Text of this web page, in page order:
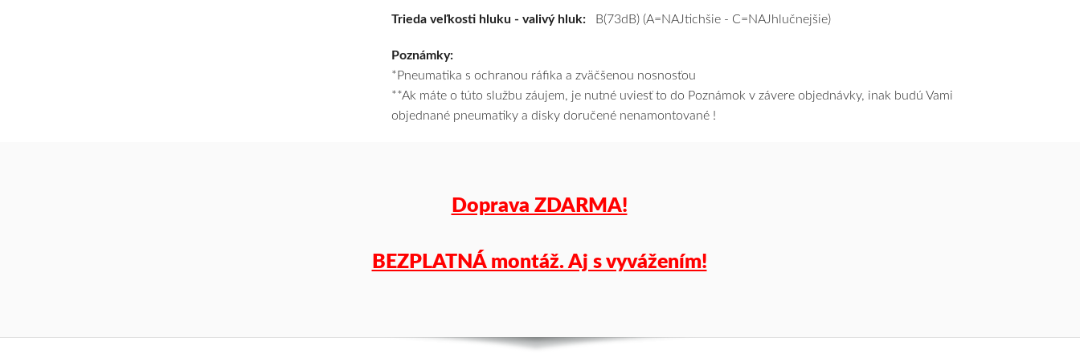
(XL)*
za
výhodnú
cenu
pneumatiky
na
výberu
Trieda veľkosti hluku - valivý hluk: B(73dB) (A=NAJtichšie - C=NAJhlučnejšie)
Poznámky:
*Pneumatika s ochranou ráfika a zväčšenou nosnosťou
**Ak máte o túto službu záujem, je nutné uviesť to do Poznámok v závere objednávky, inak budú Vami
objednané pneumatiky a disky doručené nenamontované !
Doprava ZDARMA!
BEZPLATNÁ montáž. Aj s vyvážením!